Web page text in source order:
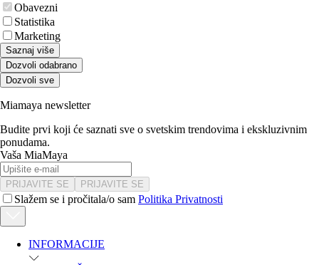
Obavezni
Statistika
Marketing
Saznaj više
Dozvoli odabrano
Dozvoli sve
Miamaya newsletter
Budite prvi koji će saznati sve o svetskim trendovima i ekskluzivnim
ponudama.
Vaša MiaMaya
PRIJAVITE SE PRIJAVITE SE
Slažem se i pročitala/o sam Politika Privatnosti
INFORMACIJE